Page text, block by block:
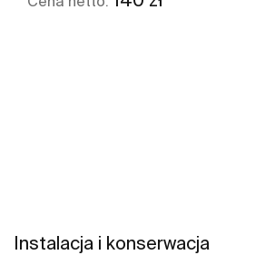
Instalacja i konserwacja